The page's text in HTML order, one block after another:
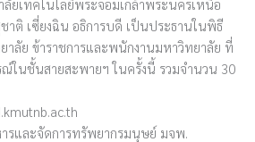
ยเทคโนโลยีพระจอมเกล้าพระนครเหนือ
าติ เซี่ยงฉิน อธิการบดี เป็นประธานในพิธี
าลัย ข้าราชการและพนักงานมหาวิทยาลัย ที่
ณ์ในชั้นสายสะพายฯ ในครั้งนี้ รวมจำนวน 30
รและจัดการทรัพยากรมนุษย์ มจพ.